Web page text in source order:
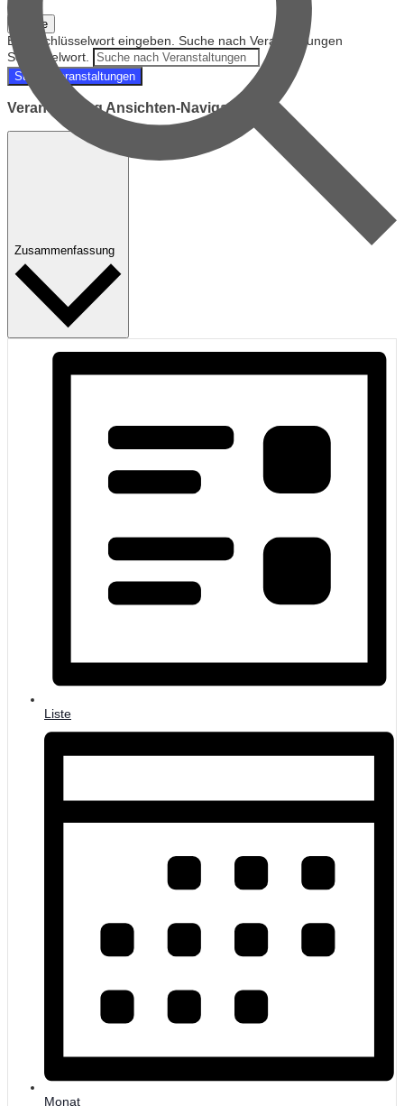
Suche
Bitte Schlüsselwort eingeben. Suche nach Veranstaltungen
Schlüsselwort.
Suche Veranstaltungen
Veranstaltung Ansichten-Navigation
Zusammenfassung
Liste
Monat